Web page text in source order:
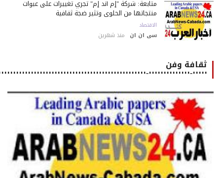
متابعة: شركة "إم أند إم" تجري تغييرات على عبوات
منتجاتها من الحلوى وتثير ضجة ثقافية
الاقتصاد
سى ان ان منذ شهرين
ثقافة وفن
٠٠٠٠٠-٠٠٠٠٠٠٠٠٠٠٠٠٠٠-٠٠٠٠٠٠٠٠٠٠٠٠٠٠٠٠٠٠٠٠٠٠٠٠٠٠٠٠٠٠٠٠٠٠٠٠٠٠٠٠٠٠٠٠٠٠٠٠٠٠٠٠٠